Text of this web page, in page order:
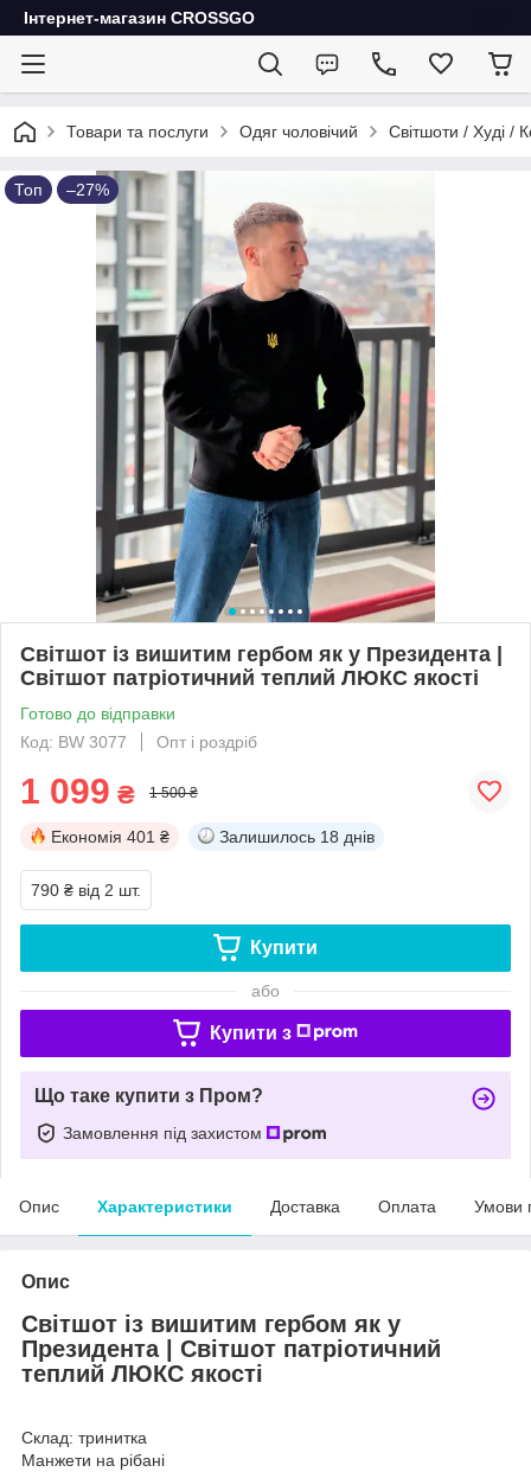
Інтернет-магазин CROSSGO
Товари та послуги Одяг чоловічий Світшоти / Худі /
Топ –27%
Світшот із вишитим гербом як у Президента |
Світшот патріотичний теплий ЛЮКС якості
Готово до відправки
Код: BW 3077
Опт і роздріб
1 099 ₴ 1 500 ₴
Економія 401 ₴ Залишилось 18 днів
790 ₴ від 2 шт.
Купити
або
Купити з
Що таке купити з Пром?
Замовлення під захистом
Опис Характеристики Доставка Оплата Умови
Опис
Світшот із вишитим гербом як у
Президента | Світшот патріотичний
теплий ЛЮКС якості
Склад: тринитка
Манжети на рібані